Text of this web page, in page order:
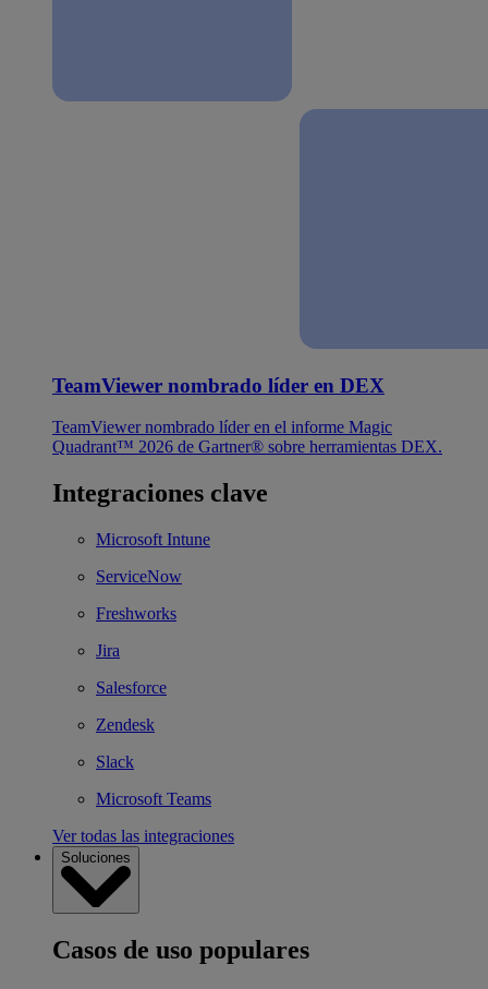
TeamViewer nombrado líder en DEX
TeamViewer nombrado líder en el informe Magic
Quadrant™ 2026 de Gartner® sobre herramientas DEX.
Integraciones clave
Microsoft Intune
ServiceNow
Freshworks
Jira
Salesforce
Zendesk
Slack
Microsoft Teams
Ver todas las integraciones
Soluciones
Casos de uso populares